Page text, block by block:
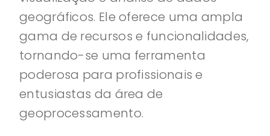
geográficos. Ele oferece uma ampla
gama de recursos e funcionalidades,
tornando-se uma ferramenta
poderosa para profissionais e
entusiastas da área de
geoprocessamento.